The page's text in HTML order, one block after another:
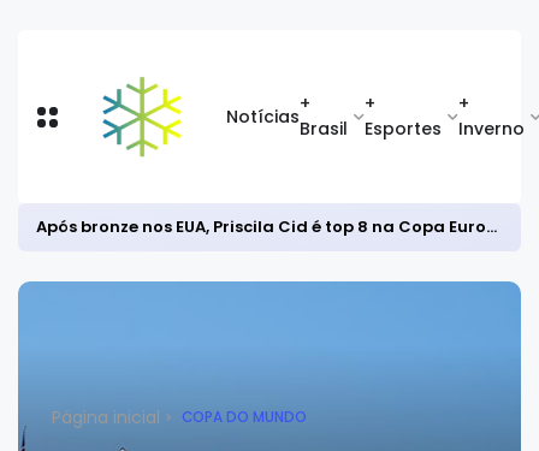
Notícias
+
Brasil
+
Esportes
+
Inverno
Após bronze nos EUA, Priscila Cid é top 8 na Copa Europeia de snowboard halfpipe
Página inicial COPA DO MUNDO